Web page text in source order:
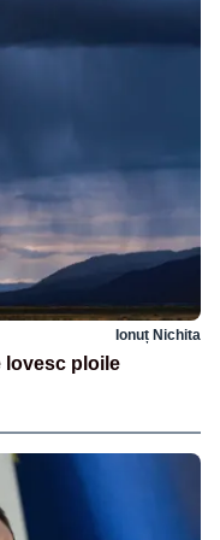
Ionuț Nichita
lovesc ploile